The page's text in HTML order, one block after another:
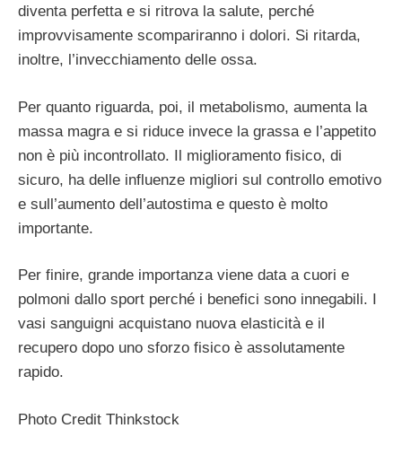
diventa perfetta e si ritrova la salute, perché
improvvisamente scompariranno i dolori. Si ritarda,
inoltre, l’invecchiamento delle ossa.
Per quanto riguarda, poi, il metabolismo, aumenta la
massa magra e si riduce invece la grassa e l’appetito
non è più incontrollato. Il miglioramento fisico, di
sicuro, ha delle influenze migliori sul controllo emotivo
e sull’aumento dell’autostima e questo è molto
importante.
Per finire, grande importanza viene data a cuori e
polmoni dallo sport perché i benefici sono innegabili. I
vasi sanguigni acquistano nuova elasticità e il
recupero dopo uno sforzo fisico è assolutamente
rapido.
Photo Credit Thinkstock